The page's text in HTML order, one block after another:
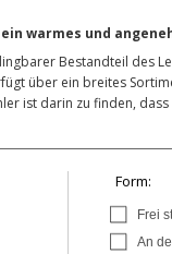
warmes und
Bestandteil des
über ein breites
ist darin zu finden,
Form:
Frei
An